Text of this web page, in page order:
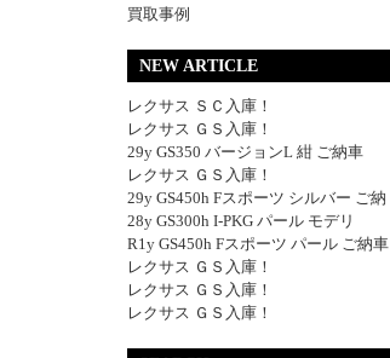
買取事例
NEW ARTICLE
レクサス ＳＣ入庫！
レクサス ＧＳ入庫！
29y GS350 バージョンL 紺 ご納車
レクサス ＧＳ入庫！
29y GS450h Fスポーツ シルバー ご納
28y GS300h I-PKG パール モデリ
R1y GS450h Fスポーツ パール ご納車
レクサス ＧＳ入庫！
レクサス ＧＳ入庫！
レクサス ＧＳ入庫！